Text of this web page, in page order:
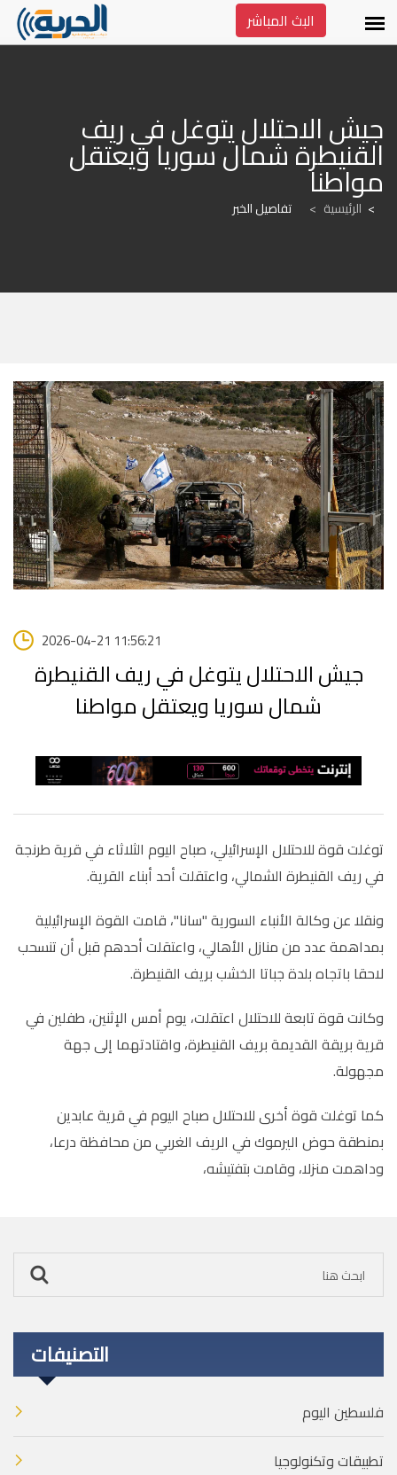
البث المباشر
مواطنا
الرئيسية > تفاصيل الخبر
2026-04-21 11:56:21
جيش الاحتلال يتوغل في ريف القنيطرة
شمال سوريا ويعتقل مواطنا
توغلت قوة للاحتلال الإسرائيلي، صباح اليوم الثلاثاء في قرية طرنجة
في ريف القنيطرة الشمالي، واعتقلت أحد أبناء القرية.
ونقلا عن وكالة الأنباء السورية "سانا"، قامت القوة الإسرائيلية
بمداهمة عدد من منازل الأهالي، واعتقلت أحدهم قبل أن تنسحب
لاحقا باتجاه بلدة جباتا الخشب بريف القنيطرة.
وكانت قوة تابعة للاحتلال اعتقلت، يوم أمس الإثنين، طفلين في
قرية بريقة القديمة بريف القنيطرة، واقتادتهما إلى جهة
مجهولة.
كما توغلت قوة أخرى للاحتلال صباح اليوم في قرية عابدين
بمنطقة حوض اليرموك في الريف الغربي من محافظة درعا،
وداهمت منزلا، وقامت بتفتيشه،
التصنيفات
فلسطين اليوم
تطبيقات وتكنولوجيا